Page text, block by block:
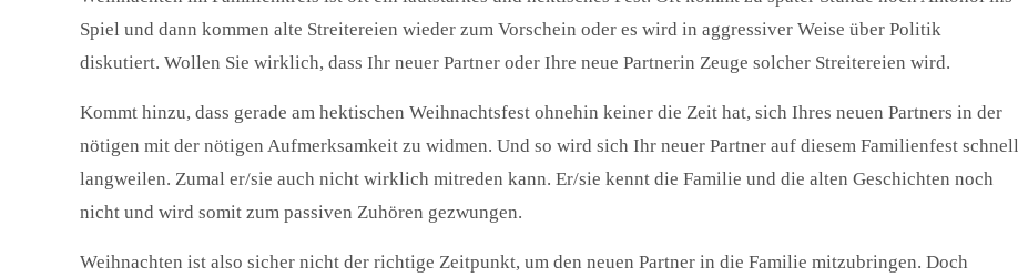
Spiel und dann kommen alte Streitereien wieder zum Vorschein oder es wird in aggressiver Weise über Politik
diskutiert. Wollen Sie wirklich, dass Ihr neuer Partner oder Ihre neue Partnerin Zeuge solcher Streitereien wird.
Kommt hinzu, dass gerade am hektischen Weihnachtsfest ohnehin keiner die Zeit hat, sich Ihres neuen Partners in der
nötigen mit der nötigen Aufmerksamkeit zu widmen. Und so wird sich Ihr neuer Partner auf diesem Familienfest schnell
langweilen. Zumal er/sie auch nicht wirklich mitreden kann. Er/sie kennt die Familie und die alten Geschichten noch
nicht und wird somit zum passiven Zuhören gezwungen.
Weihnachten ist also sicher nicht der richtige Zeitpunkt, um den neuen Partner in die Familie mitzubringen. Doch